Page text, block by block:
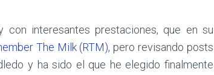
interesantes prestaciones, que en su
The Milk (RTM), pero revisando posts
y ha sido el que he elegido finalmente